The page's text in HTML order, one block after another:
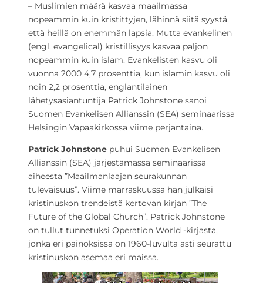
– Muslimien määrä kasvaa maailmassa
nopeammin kuin kristittyjen, lähinnä siitä syystä,
että heillä on enemmän lapsia. Mutta evankelinen
(engl. evangelical) kristillisyys kasvaa paljon
nopeammin kuin islam. Evankelisten kasvu oli
vuonna 2000 4,7 prosenttia, kun islamin kasvu oli
noin 2,2 prosenttia, englantilainen
lähetysasiantuntija Patrick Johnstone sanoi
Suomen Evankelisen Allianssin (SEA) seminaarissa
Helsingin Vapaakirkossa viime perjantaina.
Patrick Johnstone puhui Suomen Evankelisen
Allianssin (SEA) järjestämässä seminaarissa
aiheesta ”Maailmanlaajan seurakunnan
tulevaisuus”. Viime marraskuussa hän julkaisi
kristinuskon trendeistä kertovan kirjan ”The
Future of the Global Church”. Patrick Johnstone
on tullut tunnetuksi Operation World -kirjasta,
jonka eri painoksissa on 1960-luvulta asti seurattu
kristinuskon asemaa eri maissa.